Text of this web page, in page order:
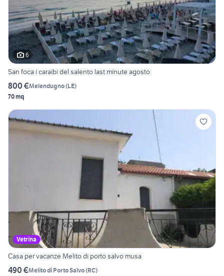
6
San foca i caraibi del salento last minute agosto
800 €Melendugno(LE)
70 mq
Vetrina
Casa per vacanze Melito di porto salvo musa
490 €Melito di Porto Salvo(RC)